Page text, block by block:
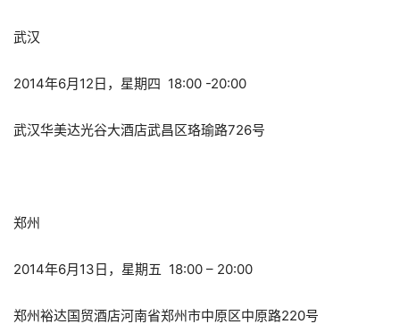
武汉
2014年6月12日，星期四 18:00 -20:00
武汉华美达光谷大酒店武昌区珞瑜路726号
郑州
2014年6月13日，星期五 18:00 – 20:00
郑州裕达国贸酒店河南省郑州市中原区中原路220号